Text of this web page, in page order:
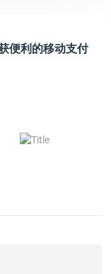
便利的移动支付